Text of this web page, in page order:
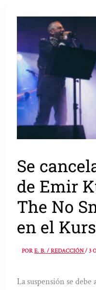
Se
de Emir
The No
en el
PORE. B. / REDACCIÓN/3
La suspensión se debe